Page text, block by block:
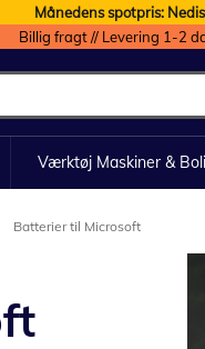
Månedens spotpris:
Billig fragt // Levering 1-2
Værktøj Maskiner &
Batterier til Microsoft